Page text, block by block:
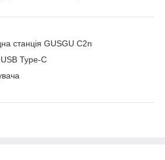
станція GUSGU C2n
Type-C